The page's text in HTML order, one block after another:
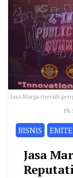
Jasa Marga meraih
BISNIS
Jasa